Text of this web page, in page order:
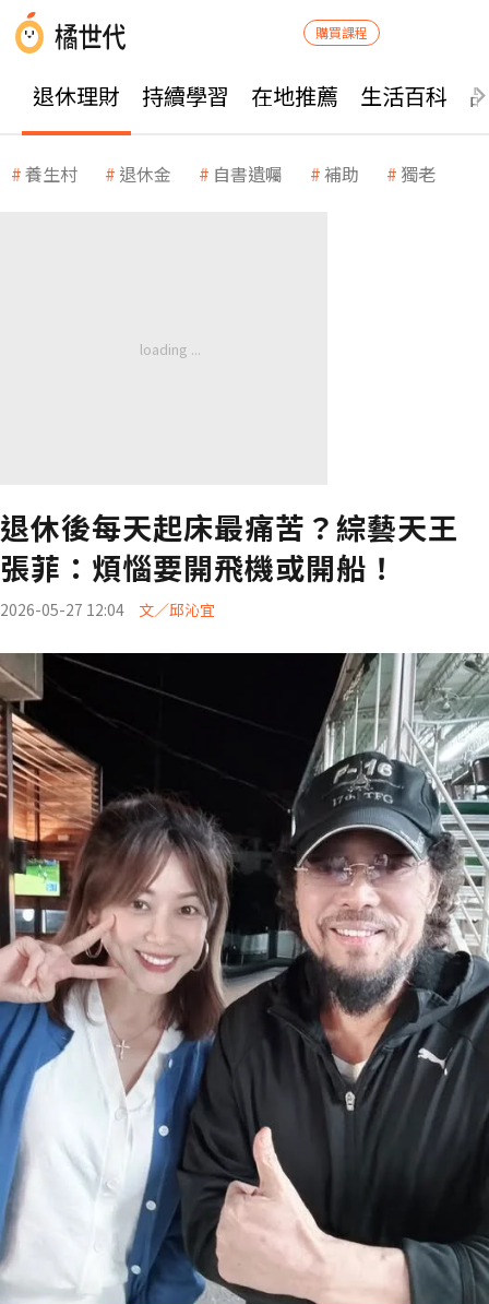
購買課程
退休理財 持續學習 在地推薦 生活百科
養生村 退休金 自書遺囑 補助 獨老
退休後每天起床最痛苦？綜藝天王
張菲：煩惱要開飛機或開船！
2026-05-27 12:04 文／邱沁宜